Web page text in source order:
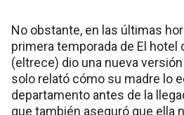
No obstante, en las últimas
primera temporada de El
(eltrece) dio una nueva
solo relató cómo su madre lo
departamento antes de la
que también aseguró que ella